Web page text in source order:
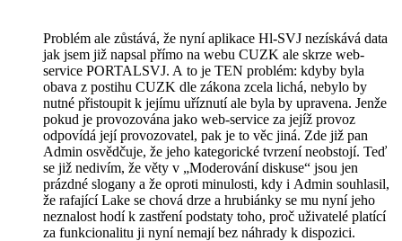
Problém ale zůstává, že nyní aplikace Hl-SVJ nezískává data
jak jsem již napsal přímo na webu CUZK ale skrze web-
service PORTALSVJ. A to je TEN problém: kdyby byla
obava z postihu CUZK dle zákona zcela lichá, nebylo by
nutné přistoupit k jejímu uříznutí ale byla by upravena. Jenže
pokud je provozována jako web-service za jejíž provoz
odpovídá její provozovatel, pak je to věc jiná. Zde již pan
Admin osvědčuje, že jeho kategorické tvrzení neobstojí. Teď
se již nedivím, že věty v „Moderování diskuse“ jsou jen
prázdné slogany a že oproti minulosti, kdy i Admin souhlasil,
že rafající Lake se chová drze a hrubiánky se mu nyní jeho
neznalost hodí k zastření podstaty toho, proč uživatelé platící
za funkcionalitu ji nyní nemají bez náhrady k dispozici.